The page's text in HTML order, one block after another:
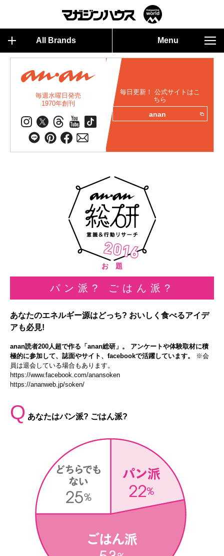
All Brands Menu
毎週水曜日発売
1970年創刊
毎日更新！ 公式サイトはこ
ちら
anan
お 題
パン派? ごはん派?
あなたのエネルギー源はどっち? おいしく食べるアイデ
アも必見!
anan読者200人超で作る「anan総研」。 アンケートや体験取材に積
極的に参加して、誌面やサイト、facebookで活躍しています。
※会
員は退会している場合もあります。
https://www.facebook.com/anansoken
https://ananweb.jp/soken/
Q あなたはパン派? ごはん派?